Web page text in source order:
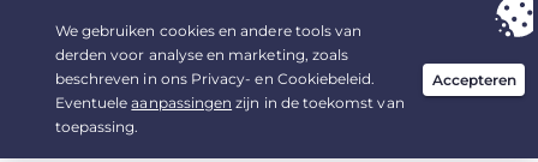
Uw keuze:de beste aanbieding voor 3.3333333333333 jaar, voor $
2.23/maand